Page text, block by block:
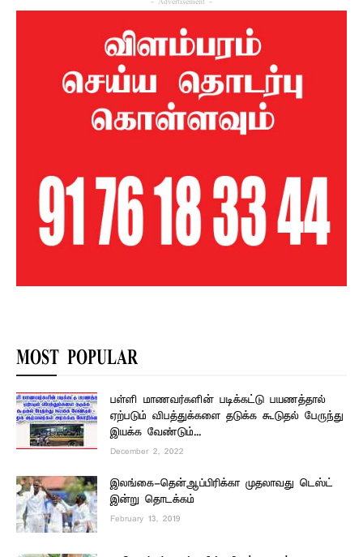
- Advertisement -
MOST POPULAR
பள்ளி மாணவர்களின் படிக்கட்டு பயணத்தால்
ஏற்படும் விபத்துக்களை தடுக்க கூடுதல் பேருந்து
இயக்க வேண்டும்...
December 2, 2022
இலங்கை-தென்ஆப்பிரிக்கா முதலாவது டெஸ்ட்
இன்று தொடக்கம்
February 13, 2019